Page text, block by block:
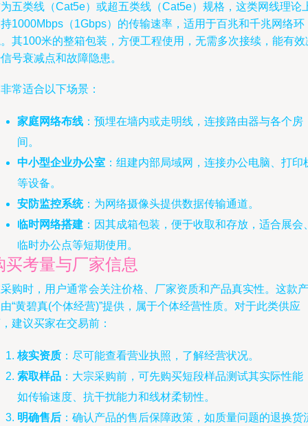
五类线（Cat5e）或超五类线（Cat5e）规格，这类网线理论
1000Mbps（1Gbps）的传输速率，适用于百兆和千兆网络环
其100米的整箱包装，方便工程使用，无需多次接续，能有效
号衰减点和故障隐患。
常适合以下场景：
家庭网络布线 ：预埋在墙内或走明线，连接路由器与各个房
间。
中小型企业办公室 ：组建内部局域网，连接办公电脑、打印
等设备。
安防监控系统：为网络摄像头提供数据传输通道。
临时网络搭建 ：因其成箱包装，便于收取和存放，适合展会
临时办公点等短期使用。
买考量与厂家信息
购时，用户通常会关注价格、厂家资质和产品真实性。这款产
“黄碧真(个体经营)”提供，属于个体经营性质。对于此类供应
建议买家在交易前：
核实资质 ：尽可能查看营业执照，了解经营状况。
索取样品 ：大宗采购前，可先购买短段样品测试其实际性能
如传输速度、抗干扰能力和线材柔韧性。
明确售后 ：确认产品的售后保障政策，如质量问题的退换货